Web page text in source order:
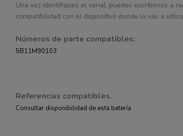
Una vez identifiques el serial, puedes escribirnos a
compatibilidad con el dispositivo donde lo vas a
Números de parte compatibles:
5B11M90103
Referencias compatibles.
Consultar disponibilidad de esta batería